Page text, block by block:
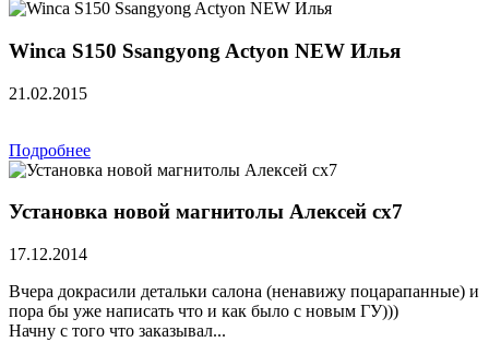
Winca S150 Ssangyong Actyon NEW Илья
21.02.2015
Подробнее
Установка новой магнитолы Алексей сх7
17.12.2014
Вчера докрасили детальки салона (ненавижу поцарапанные) и
пора бы уже написать что и как было с новым ГУ)))
Начну с того что заказывал...